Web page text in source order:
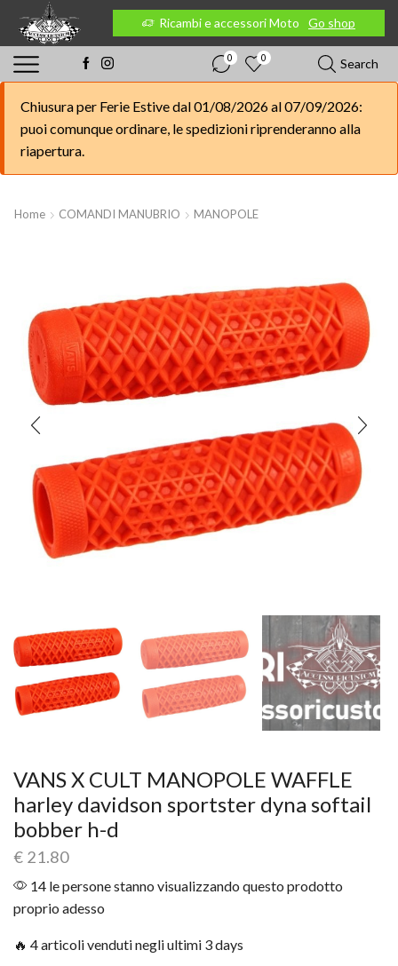
Go shop Ricambi e accessori Moto Go shop
0 0 Search
Chiusura per Ferie Estive dal 01/08/2026 al 07/09/2026:
puoi comunque ordinare, le spedizioni riprenderanno alla
riapertura.
Home COMANDI MANUBRIO MANOPOLE
VANS X CULT MANOPOLE WAFFLE
harley davidson sportster dyna softail
bobber h-d
€ 21.80
14 le persone stanno visualizzando questo prodotto
proprio adesso
🔥 4 articoli venduti negli ultimi 3 days